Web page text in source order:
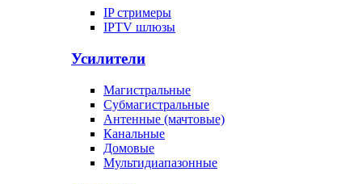
IP стримеры
IPTV шлюзы
Усилители
Магистральные
Субмагистральные
Антенные (мачтовые)
Канальные
Домовые
Мультидиапазонные